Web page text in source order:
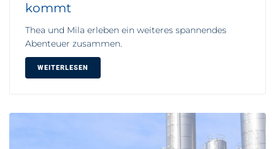
kommt
Thea und Mila erleben ein weiteres spannendes
Abenteuer zusammen.
WEITERLESEN